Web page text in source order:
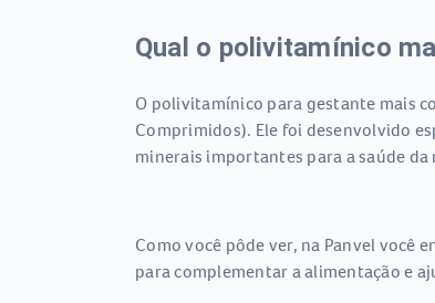
Qual o polivitamínico
O polivitamínico para gestante mais
Comprimidos). Ele foi desenvolvido
minerais importantes para a saúde da
Como você pôde ver, na Panvel você
para complementar a alimentação e